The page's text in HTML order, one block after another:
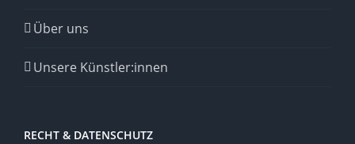
Über uns
Unsere Künstler:innen
RECHT & DATENSCHUTZ